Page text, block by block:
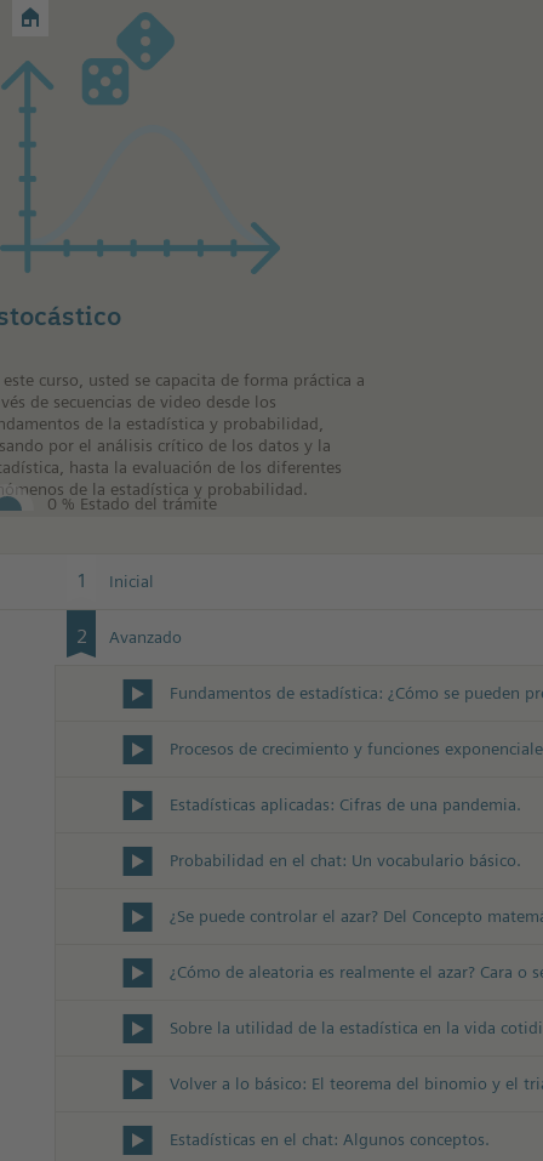
este curso, usted se capacita de forma práctica a
de secuencias de video desde los
de la estadística y probabilidad,
por el análisis crítico de los datos y la
hasta la evaluación de los diferentes
de la estadística y probabilidad.
0 % Estado del trámite
1 Inicial
2 Avanzado
Procesos de crecimiento y funciones
Estadísticas aplicadas: Cifras de una pandemia.
Probabilidad en el chat: Un vocabulario básico.
Estadísticas en el chat: Algunos conceptos.